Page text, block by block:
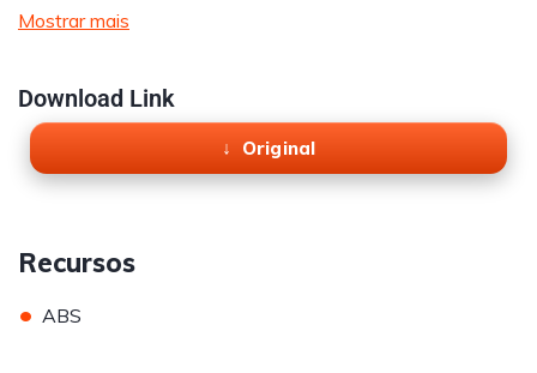
Mostrar mais
Download Link
Original
Recursos
• ABS